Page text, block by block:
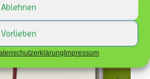
Ablehnen
Vorlieben
Impressum